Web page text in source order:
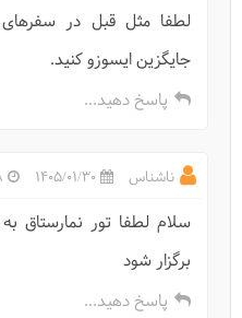
لطفا مثل قبل در سفرهای
جایگزین ایسوزو کنید.
پاسخ دهید...
ناشناس 1405/01/30
برگزار شود
پاسخ دهید...